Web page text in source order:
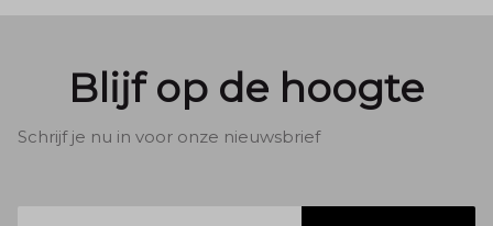
Blijf op de hoogte
Schrijf je nu in voor onze nieuwsbrief